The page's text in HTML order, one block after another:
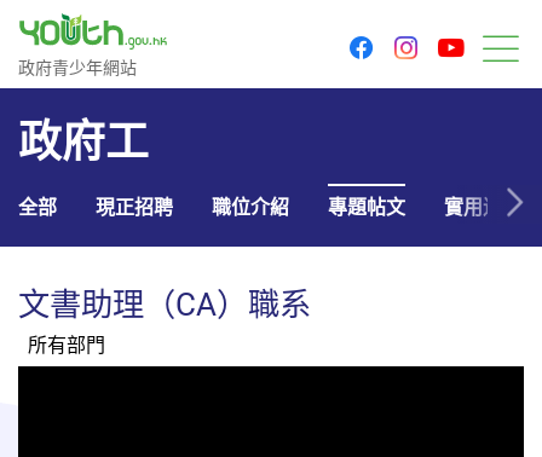
政府青少年網站
政府青少年網站
facebookinstagram
政府工
全部 現正招聘 職位介紹 專題帖文 實用連結
文書助理（CA）職系
所有部門